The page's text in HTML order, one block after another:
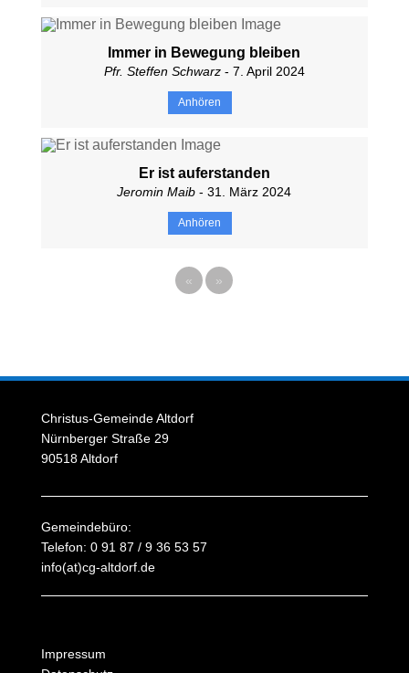
Immer in Bewegung bleiben
Pfr. Steffen Schwarz- 7. April 2024
Anhören
Er ist auferstanden
Jeromin Maib - 31. März 2024
Anhören
« »
Christus-Gemeinde Altdorf
Nürnberger Straße 29
90518 Altdorf
Gemeindebüro:
Telefon: 0 91 87 / 9 36 53 57
info(at)cg-altdorf.de
Impressum